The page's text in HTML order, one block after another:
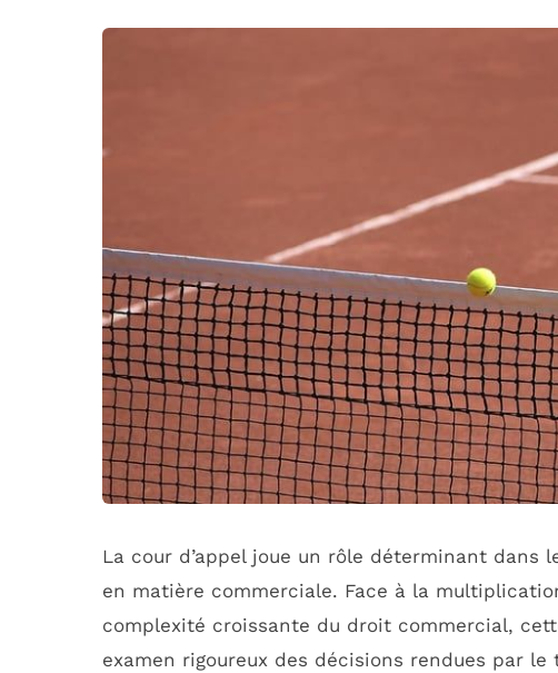
La cour d’appel joue un rôle déterminant
en matière commerciale. Face à la
complexité croissante du droit commercial,
examen rigoureux des décisions rendues par